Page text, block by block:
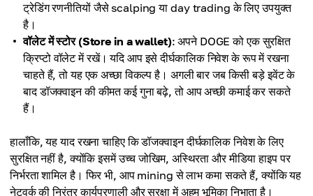
ट्रेडिंग रणनीतियों जैसे scalping या day trading के लिए उपयुक्त
है।
वॉलेट में स्टोर (Store in a wallet): अपने DOGE को एक सुरक्षित
क्रिप्टो वॉलेट में रखें। यदि आप इसे दीर्घकालिक निवेश के रूप में रखना
चाहते हैं, तो यह एक अच्छा विकल्प है। अगली बार जब किसी बड़े इवेंट के
बाद डॉजक्वाइन की कीमत कई गुना बढ़े, तो आप अच्छी कमाई कर सकते
हैं।
हालाँकि, यह याद रखना चाहिए कि डॉजक्वाइन दीर्घकालिक निवेश के लिए
सुरक्षित नहीं है, क्योंकि इसमें उच्च जोखिम, अस्थिरता और मीडिया हाइप पर
निर्भरता शामिल है। फिर भी, आप mining से लाभ कमा सकते हैं, क्योंकि यह
नेटवर्क की निरंतर कार्यप्रणाली और सुरक्षा में अहम भूमिका निभाता है।